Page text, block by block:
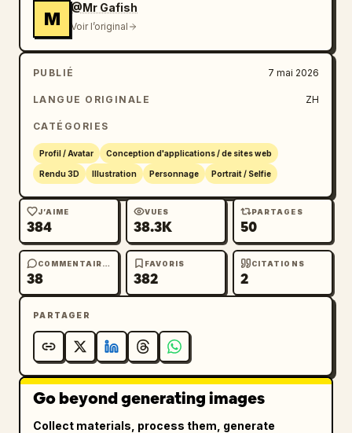
M
@Mr Gafish
Voir l’original
PUBLIÉ 7 mai 2026
LANGUE ORIGINALE ZH
CATÉGORIES
Profil / Avatar Conception d'applications / de sites web
Rendu 3D Illustration Personnage Portrait / Selfie
J’AIME
384
VUES
38.3K
PARTAGES
50
COMMENTAIRES
38
FAVORIS
382
CITATIONS
2
PARTAGER
Go beyond generating images
Collect materials, process them, generate